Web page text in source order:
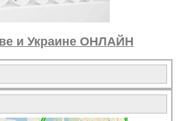
и Украине ОНЛАЙН